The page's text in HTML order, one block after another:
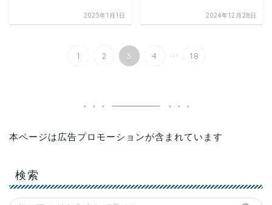
2025年1月1日 2024年12月28日
1 2 3 4 ... 18
本ページは広告プロモーションが含まれています
検索